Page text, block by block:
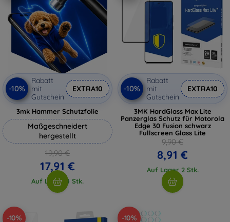
-10%
Rabatt
mit
Gutschein
EXTRA10
3mk Hammer Schutzfolie
Maßgeschneidert
hergestellt
19,90 €
17,91 €
Auf Lager 4 Stk.
-10%
Rabatt
mit
Gutschein
EXTRA10
3MK HardGlass Max Lite
Panzerglas Schutz für Motorola
Edge 30 Fusion schwarz
Fullscreen Glass Lite
9,90 €
8,91 €
Auf Lager 2 Stk.
-10% -10%